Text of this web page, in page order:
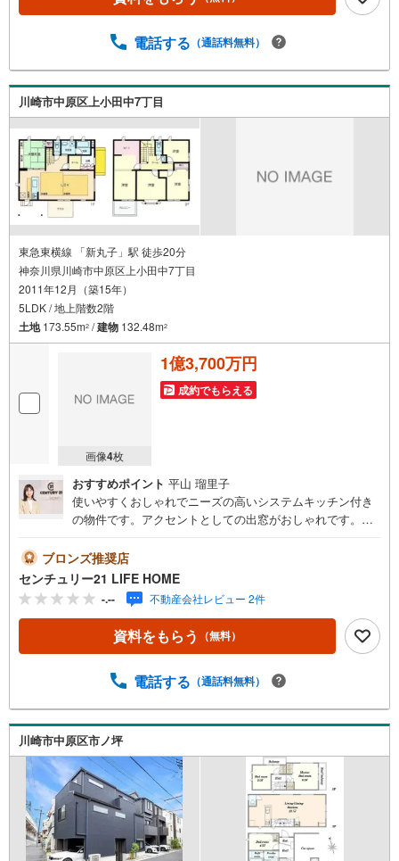
まで徒歩約4分！◆「西中原中学校」まで徒歩約4分！◆子
上記時間はお電話が繋がりやすくなっております。お気軽
ンよりご希望の日時をご記入いただけますとスムーズにご
案内が可能です。～住宅ローン～諸費用込融資や築年数の
古い物件のローンも得意としており、最適な銀行をご提案
します。～リフォーム～理想の間取り、テイストを作り上
げられます！リフォームプランナーの同行も可能です。
電話する （通話料無料）
川崎市中原区上小田中7丁目
東急東横線 「新丸子」駅 徒歩20分
神奈川県川崎市中原区上小田中7丁目
2011年12月（築15年）
5LDK / 地上階数2階
土地173.55m2 /建物 132.48m2
画像4枚
1億3,700万円
成約でもらえる
おすすめポイント 平山 瑠里子
使いやすくおしゃれでニーズの高いシステムキッチン付き
の物件です。アクセントとしての出窓がおしゃれです。お
なお住まいをお探しの場合は当社の5LDKの物件はいかがで
しょうか。素敵な全居室収納スペースはとても利便性の良
い設備です。お庭があるので、小さいお子さんがいるご家
族でも安心して遊ぶことが出来ます。こちらの物件は中古
戸建物件です。
ブロンズ推奨店
センチュリー21 LIFE HOME
-.-- 不動産会社レビュー 2件
資料をもらう （無料）
電話する （通話料無料）
川崎市中原区市ノ坪